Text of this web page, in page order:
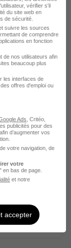
il y a 1 jour
H/F
il y a 3 jours
vérifier s'il
du site web en
de sécurité.
suivre les sources
de comprendre
en fonction
de nos utilisateurs afin
beaucoup plus
les interfaces de
offres d'emploi ou
Ads , Critéo,
publicités pour des
d’augmenter vos
votre navigation, de
votre
" en bas de page.
et notre
accepter